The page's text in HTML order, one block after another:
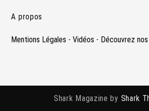
A propos
Mentions Légales -Vidéos - Découvrez
Shark Magazine by Shark